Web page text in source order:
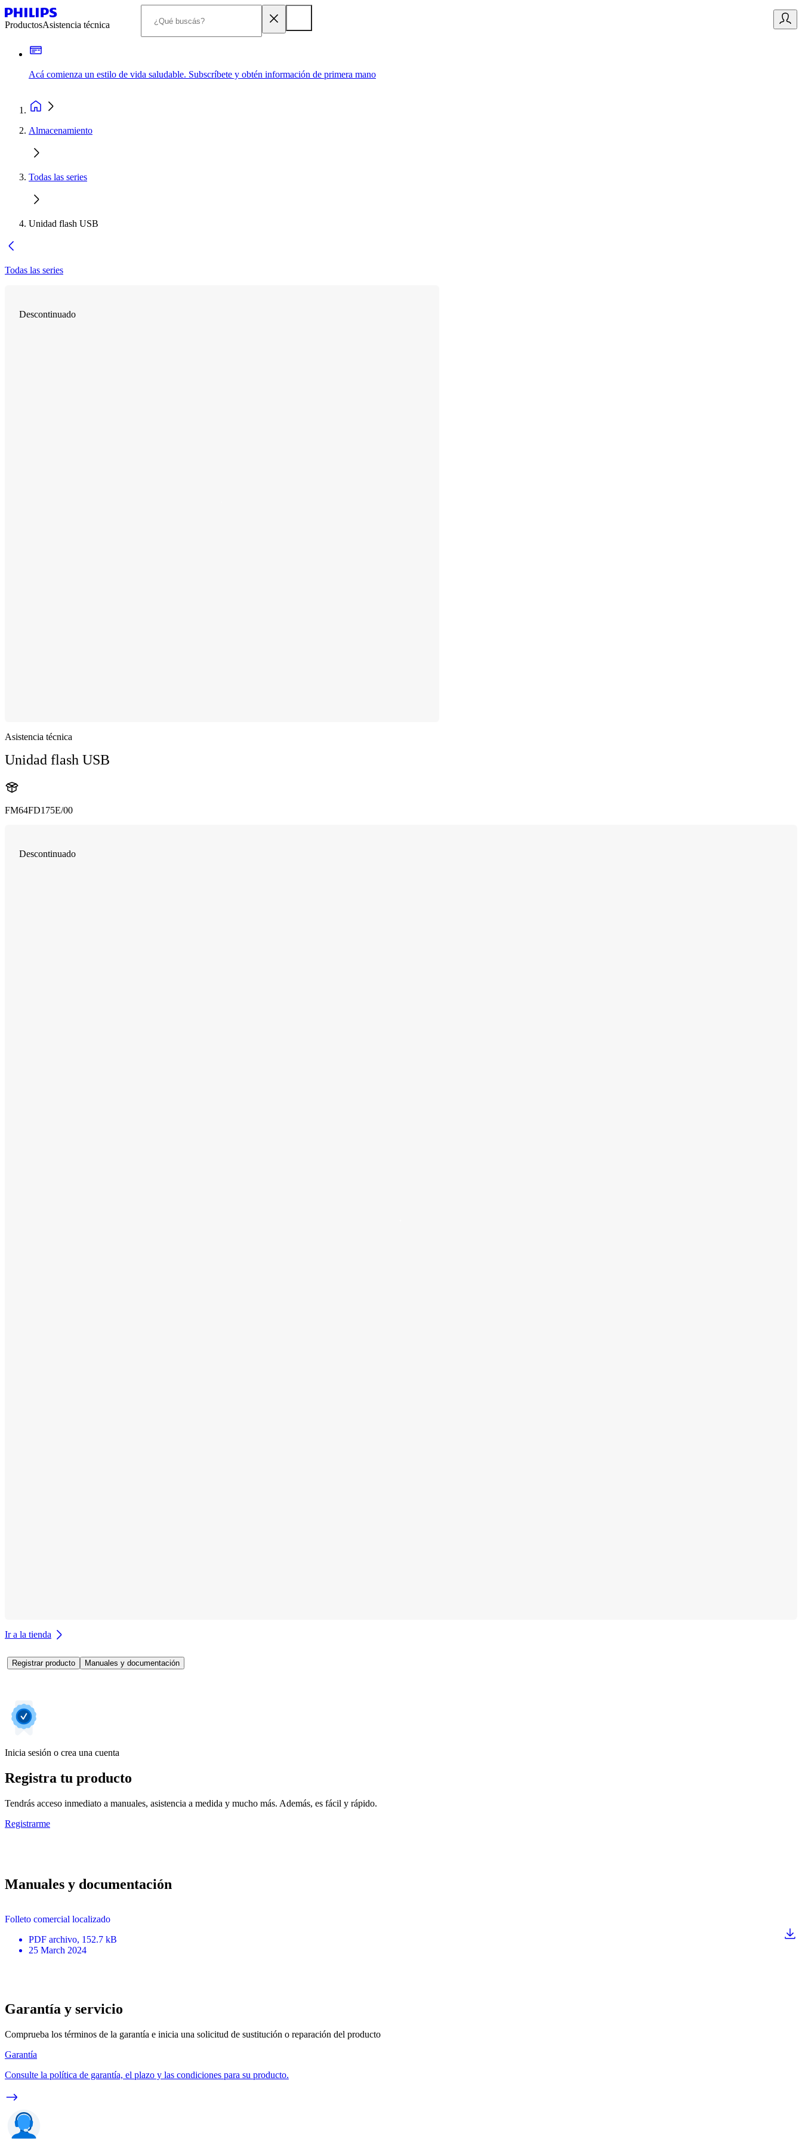
ProductosAsistencia técnica
Acá comienza un estilo de vida saludable. Subscríbete y obtén información de primera mano
Almacenamiento
Todas las series
Unidad flash USB
Todas las series
Descontinuado
Asistencia técnica
Unidad flash USB
FM64FD175E/00
Descontinuado
Ir a la tienda
Registrar producto Manuales y documentación
Inicia sesión o crea una cuenta
Registra tu producto
Tendrás acceso inmediato a manuales, asistencia a medida y mucho más. Además, es fácil y rápido.
Registrarme
Manuales y documentación
Folleto comercial localizado
PDF archivo, 152.7 kB
25 March 2024
Garantía y servicio
Comprueba los términos de la garantía e inicia una solicitud de sustitución o reparación del producto
Garantía
Consulte la política de garantía, el plazo y las condiciones para su producto.